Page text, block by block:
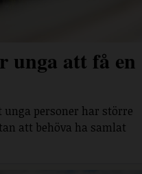
unga att få en
unga personer har större
att behöva ha samlat